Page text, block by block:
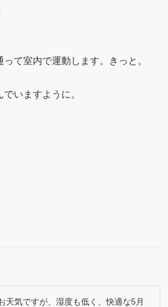
て室内で運動します。きっと。
いますように。
天気ですが、湿度も低く、快適な5月